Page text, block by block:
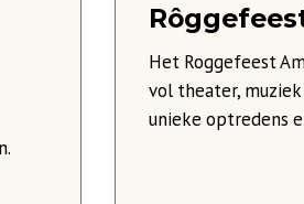
Het Roggefeest
vol theater,
unieke optredens